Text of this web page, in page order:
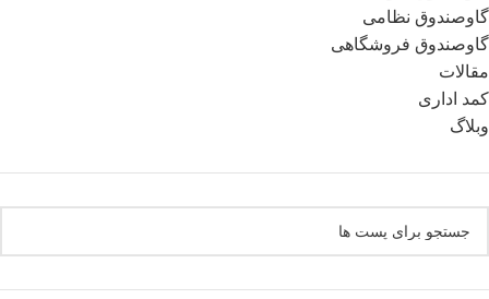
گاوصندوق نظامی
گاوصندوق فروشگاهی
مقالات
کمد اداری
وبلاگ